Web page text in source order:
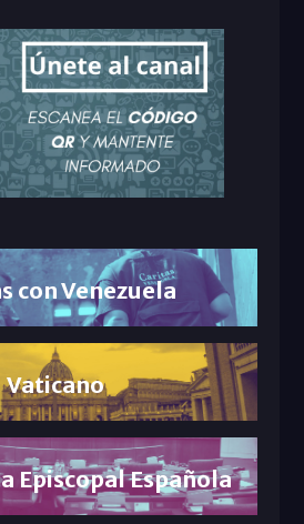
con Venezuela
Vaticano
Episcopal Española